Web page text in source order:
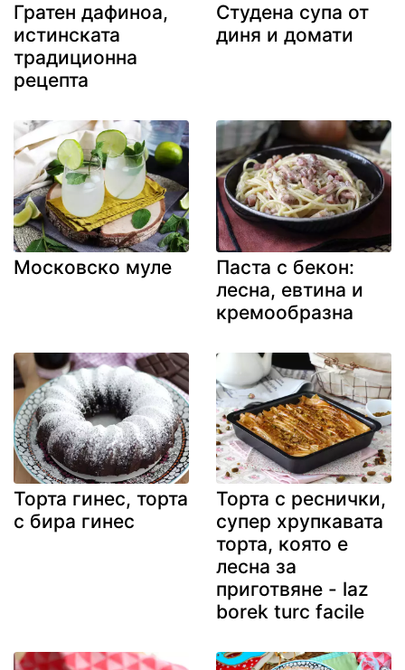
Гратен дафиноа,
истинската
традиционна
рецепта
Студена супа от
диня и домати
Московско муле
Паста с бекон:
лесна, евтина и
кремообразна
Торта гинес, торта
с бира гинес
Торта с реснички,
супер хрупкавата
торта, която е
лесна за
приготвяне - laz
borek turc facile